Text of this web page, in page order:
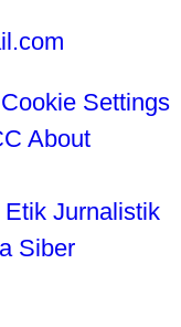
Cookie Settings
About
Etik Jurnalistik
Siber